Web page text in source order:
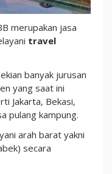
merupakan jasa
travel
banyak jurusan
yang saat ini
Jakarta, Bekasi,
pulang kampung.
arah barat yakni
secara